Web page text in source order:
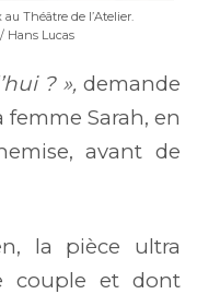
Théâtre de l’Atelier.
Hans Lucas
? », demande
Sarah, en
avant de
la pièce ultra
couple et dont